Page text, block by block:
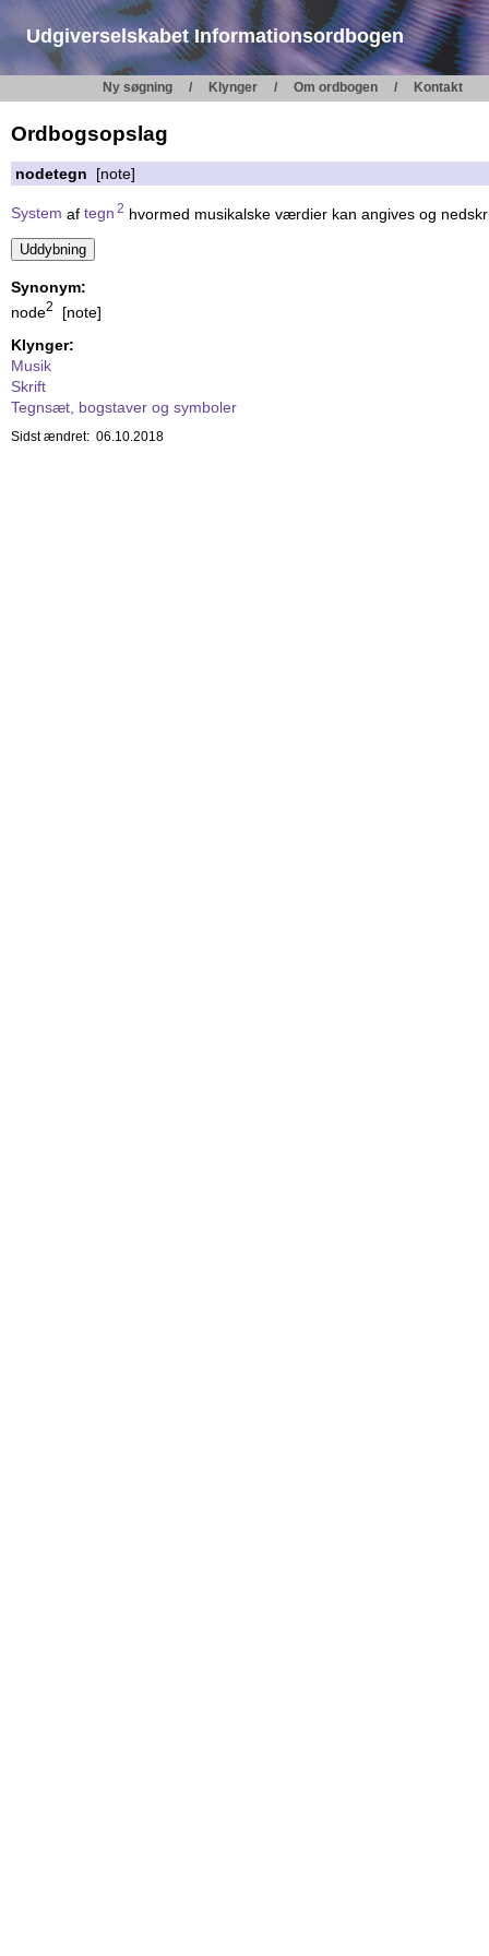
Udgiverselskabet Informationsordbogen
Ny søgning Klynger Om ordbogen Kontakt
Ordbogsopslag
nodetegn [note]
System af tegn 2 hvormed musikalske værdier kan angives og
Synonym:
node2
[note]
Klynger:
Musik
Skrift
Tegnsæt, bogstaver og symboler
Sidst ændret: 06.10.2018